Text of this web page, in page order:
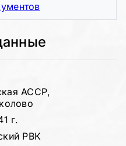
АССР,
г.
РВК